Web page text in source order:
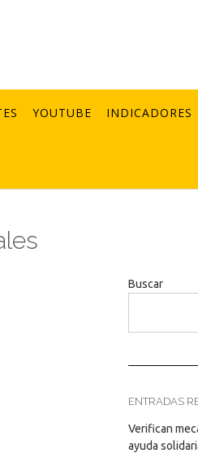
YOUTUBE INDICADORES
Buscar
ENTRADAS
Verifican
ayuda